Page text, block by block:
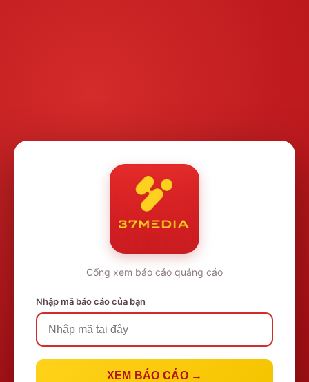
Cổng xem báo cáo quảng cáo
Nhập mã báo cáo của bạn
XEM BÁO CÁO →